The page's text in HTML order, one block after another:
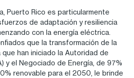
Puerto Rico es particularmente
de adaptación y resiliencia
con la energía eléctrica.
que la transformación de la
han iniciado la Autoridad de
y el Negociado de Energía, de 97%
renovable para el 2050, le brinde